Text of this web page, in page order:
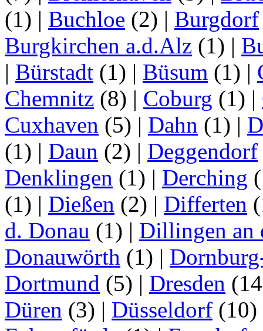
(1) | Buchloe (2) | Burgdorf
Burgkirchen a.d.Alz (1) |
| Bürstadt (1) | Büsum (1) |
Chemnitz (8) | Coburg (1) |
Cuxhaven (5) | Dahn (1) |
(1) | Daun (2) | Deggendorf
Denklingen (1) | Derching
(1) | Dießen (2) | Differten
d. Donau (1) | Dillingen an
Donauwörth (1) |
Dortmund (5) | Dresden
Düren (3) | Düsseldorf (10)